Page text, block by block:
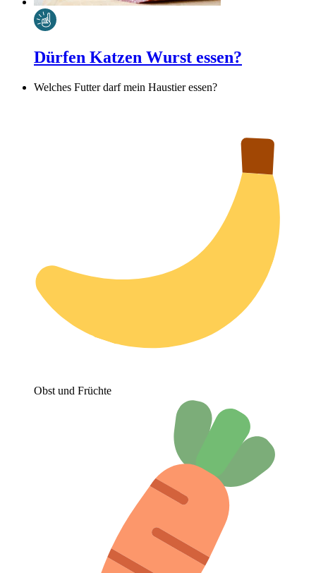
Dürfen Katzen Wurst essen?
Welches Futter darf mein Haustier essen?
Obst und Früchte